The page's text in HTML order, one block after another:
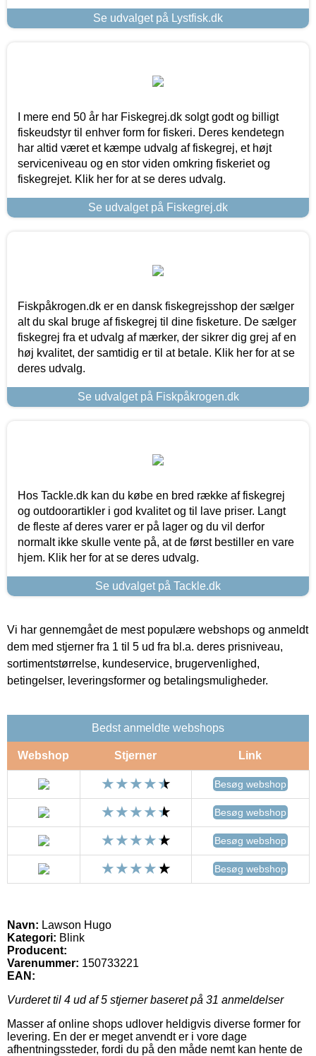
Se udvalget på Lystfisk.dk
I mere end 50 år har Fiskegrej.dk solgt godt og billigt
fiskeudstyr til enhver form for fiskeri. Deres kendetegn
har altid været et kæmpe udvalg af fiskegrej, et højt
serviceniveau og en stor viden omkring fiskeriet og
fiskegrejet. Klik her for at se deres udvalg.
Se udvalget på Fiskegrej.dk
Fiskpåkrogen.dk er en dansk fiskegrejsshop der sælger
alt du skal bruge af fiskegrej til dine fisketure. De sælger
fiskegrej fra et udvalg af mærker, der sikrer dig grej af en
høj kvalitet, der samtidig er til at betale. Klik her for at se
deres udvalg.
Se udvalget på Fiskpåkrogen.dk
Hos Tackle.dk kan du købe en bred række af fiskegrej
og outdoorartikler i god kvalitet og til lave priser. Langt
de fleste af deres varer er på lager og du vil derfor
normalt ikke skulle vente på, at de først bestiller en vare
hjem. Klik her for at se deres udvalg.
Se udvalget på Tackle.dk
Vi har gennemgået de mest populære webshops og anmeldt
dem med stjerner fra 1 til 5 ud fra bl.a. deres prisniveau,
sortimentstørrelse, kundeservice, brugervenlighed,
betingelser, leveringsformer og betalingsmuligheder.
Bedst anmeldte webshops
Webshop Stjerner Link
Besøg webshop
Besøg webshop
Besøg webshop
Besøg webshop
Navn: Lawson Hugo
Kategori: Blink
Producent:
Varenummer: 150733221
EAN:
Vurderet til 4 ud af 5 stjerner baseret på 31 anmeldelser
Masser af online shops udlover heldigvis diverse former for
levering. En der er meget anvendt er i vore dage
afhentningssteder, fordi du på den måde nemt kan hente de